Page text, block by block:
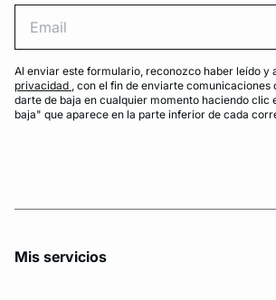
Al enviar este formulario, reconozco haber leído y
privacidad , con el fin de enviarte comunicaciones
darte de baja en cualquier momento haciendo clic
baja" que aparece en la parte inferior de cada
Mis servicios